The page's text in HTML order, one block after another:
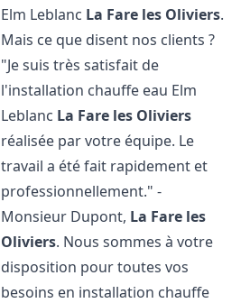
Elm Leblanc La Fare les Oliviers.
Mais ce que disent nos clients ?
"Je suis très satisfait de
l'installation chauffe eau Elm
Leblanc La Fare les Oliviers
réalisée par votre équipe. Le
travail a été fait rapidement et
professionnellement." -
Monsieur Dupont, La Fare les
Oliviers. Nous sommes à votre
disposition pour toutes vos
besoins en installation chauffe